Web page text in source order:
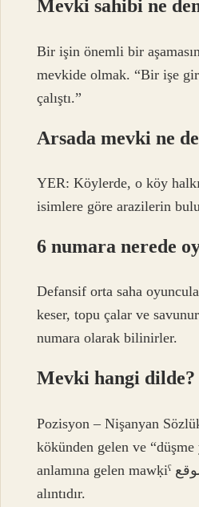
Mevki sahibi ne
Bir işin önemli bir
mevkide olmak. “Bir işe
çalıştı.”
Arsada mevki ne
YER: Köylerde, o köy
isimlere göre arazilerin
6 numara nerede
Defansif orta saha
keser, topu çalar ve
numara olarak bilinirler.
Mevki hangi dilde?
Pozisyon – Nişanyan
kökünden gelen ve
anlamına gelen mawḳiˁ موقع kelimesinden bir
alıntıdır.